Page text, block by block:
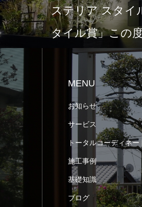
ステリア スタイ
タイル賞」この
MENU
お知らせ
サービス
トータルコーディネー
施工事例
基礎知識
ブログ